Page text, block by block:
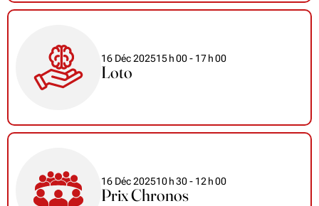
16 Déc 202515h00- 17h00
Loto
16 Déc 202510h30- 12 h00
Prix Chronos